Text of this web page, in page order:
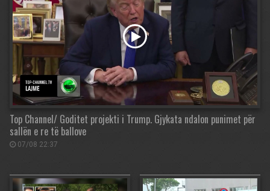
Top Channel/ Goditet projekti i Trump. Gjykata ndalon punimet për
sallën e re të ballove
07/08 22:37